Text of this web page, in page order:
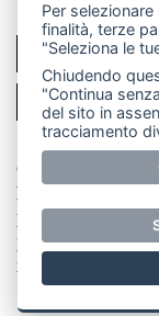
© Copyright
E' proibita la
parziale di testi,
preventiva
numero Rea LC
Per
finalità, terze
"Seleziona le
Chiudendo
"Continua
del sito in
tracciamento